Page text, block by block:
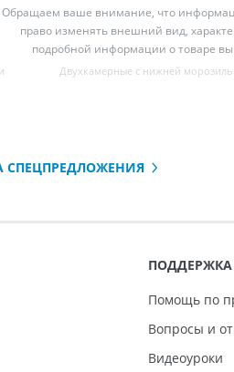
Обращаем ваше внимание, что
право изменять внешний вид,
подробной информации о товаре
Двухкамерные с нижней
ПОДДЕРЖКА
Помощь по
Вопросы и
Видеоуроки